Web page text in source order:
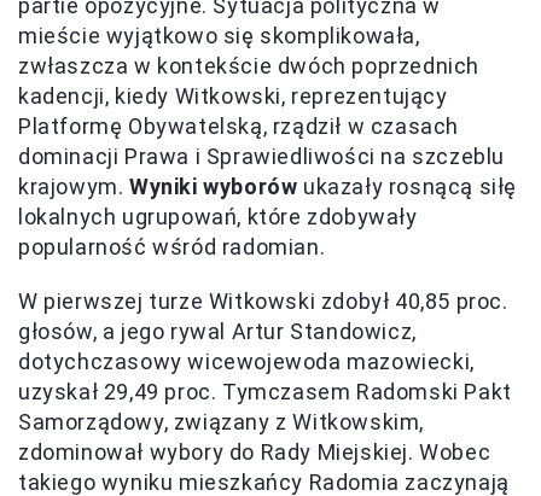
partie opozycyjne. Sytuacja polityczna w
mieście wyjątkowo się skomplikowała,
zwłaszcza w kontekście dwóch poprzednich
kadencji, kiedy Witkowski, reprezentujący
Platformę Obywatelską, rządził w czasach
dominacji Prawa i Sprawiedliwości na szczeblu
krajowym. Wyniki wyborów ukazały rosnącą siłę
lokalnych ugrupowań, które zdobywały
popularność wśród radomian.
W pierwszej turze Witkowski zdobył 40,85 proc.
głosów, a jego rywal Artur Standowicz,
dotychczasowy wicewojewoda mazowiecki,
uzyskał 29,49 proc. Tymczasem Radomski Pakt
Samorządowy, związany z Witkowskim,
zdominował wybory do Rady Miejskiej. Wobec
takiego wyniku mieszkańcy Radomia zaczynają